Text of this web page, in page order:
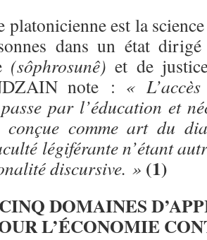
platonicienne est la
dans un état
(sôphrosunê) et de
note : «
par l’éducation et
conçue comme art du
légiférante n’étant
discursive. » (1)
CINQ DOMAINES
L’ÉCONOMIE